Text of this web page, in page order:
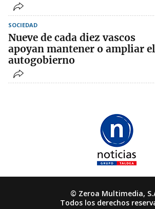
SOCIEDAD
Nueve de cada diez vascos
apoyan mantener o ampliar el
autogobierno
© Zeroa Multimedia,
Todos los derechos